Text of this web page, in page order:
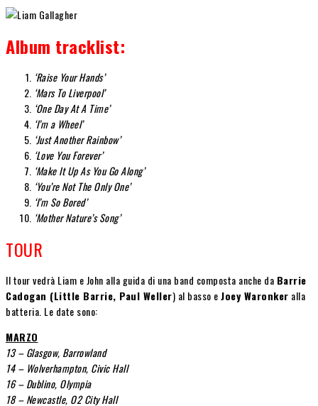
Album tracklist:
‘Raise Your Hands’
‘Mars To Liverpool’
‘One Day At A Time’
‘I’m a Wheel’
‘Just Another Rainbow’
‘Love You Forever’
‘Make It Up As You Go Along’
‘You’re Not The Only One’
‘I’m So Bored’
‘Mother Nature’s Song’
TOUR
Il tour vedrà Liam e John alla guida di una band composta anche da Barrie
Cadogan (Little Barrie, Paul Weller) al basso eJoey Waronker alla
batteria. Le date sono:
MARZO
13 – Glasgow, Barrowland
14 – Wolverhampton, Civic Hall
16 – Dublino, Olympia
18 – Newcastle, O2 City Hall